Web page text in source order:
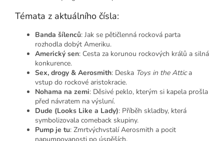
Témata z aktuálního čísla:
Banda šílenců: Jak se pětičlenná rocková parta
rozhodla dobýt Ameriku.
Americký sen: Cesta za korunou rockových králů a silná
konkurence.
Sex, drogy & Aerosmith: Deska Toys in the Attic a
vstup do rockové aristokracie.
Nohama na zemi: Děsivé peklo, kterým si kapela prošla
před návratem na výsluní.
Dude (Looks Like a Lady): Příběh skladby, která
symbolizovala comeback skupiny.
Pump je tu: Zmrtvýchvstalí Aerosmith a pocit
napumpovanosti po úspěších.